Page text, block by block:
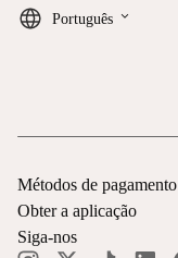
Português keyboard_arrow_down
Métodos de pagamento
Obter a aplicação
Siga-nos